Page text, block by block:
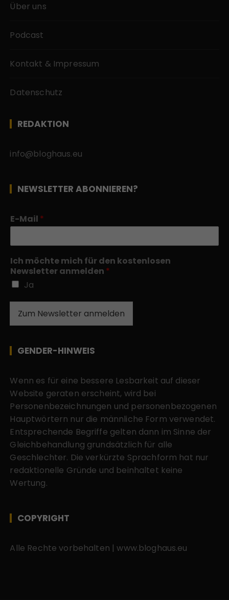
Über uns
Podcast
Kontakt & Impressum
Datenschutz
REDAKTION
info@bloghaus.eu
NEWSLETTER ABONNIEREN?
E-Mail *
Ich möchte mich für den kostenlosen
Newsletter anmelden *
Ja
Zum Newsletter anmelden
GENDER-HINWEIS
Wenn es für eine bessere Lesbarkeit auf dieser
Website geraten erscheint, wird bei
Personenbezeichnungen und personenbezogenen
Hauptwörtern nur die männliche Form verwendet.
Entsprechende Begriffe gelten dann im Sinne der
Gleichbehandlung grundsätzlich für alle
Geschlechter. Die verkürzte Sprachform hat nur
redaktionelle Gründe und beinhaltet keine
Wertung.
COPYRIGHT
Alle Rechte vorbehalten | www.bloghaus.eu